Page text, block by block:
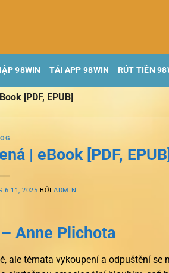
98WIN TẢI APP 98WIN RÚT TIỀN
[PDF, EPUB]
| eBook [PDF, EPUB]
6 11, 2025 BỞIADMIN
Anne Plichota
ale témata vykoupení a odpuštění se